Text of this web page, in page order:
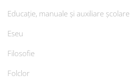
Educație, manuale și auxiliare școlare
Eseu
Filosofie
Folclor